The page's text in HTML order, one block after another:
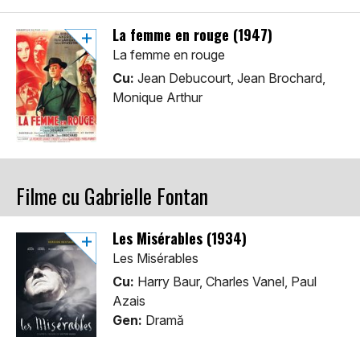
La femme en rouge (1947)
La femme en rouge
Cu: Jean Debucourt, Jean Brochard,
Monique Arthur
Filme cu Gabrielle Fontan
Les Misérables (1934)
Les Misérables
Cu: Harry Baur, Charles Vanel, Paul
Azais
Gen: Dramă